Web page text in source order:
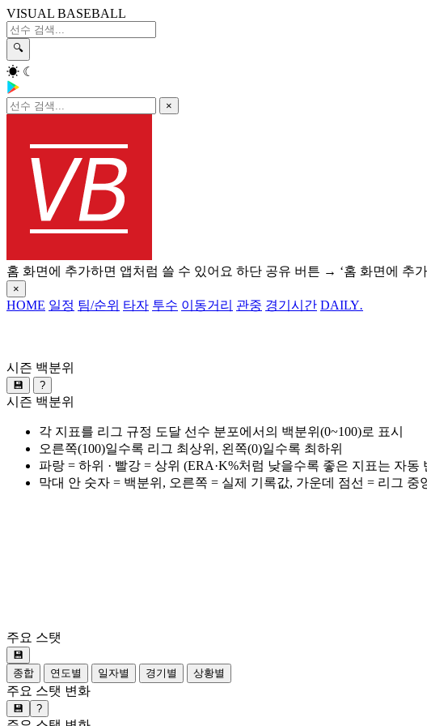
VISUAL BASEBALL
🔍
☀ ☾
×
홈 화면에 추가하면 앱처럼 쓸 수 있어요 하단 공유 버튼 → ‘홈 화면에 추가
×
HOME 일정 팀/순위 타자 투수 이동거리 관중 경기시간 DAILY.
시즌 백분위
💾 ?
시즌 백분위
각 지표를 리그 규정 도달 선수 분포에서의 백분위(0~100)로 표시
오른쪽(100)일수록 리그 최상위, 왼쪽(0)일수록 최하위
파랑 = 하위 · 빨강 = 상위 (ERA·K%처럼 낮을수록 좋은 지표는 자동
막대 안 숫자 = 백분위, 오른쪽 = 실제 기록값, 가운데 점선 = 리그 중
주요 스탯
💾
종합
연도별 일자별 경기별 상황별
주요 스탯 변화
💾 ?